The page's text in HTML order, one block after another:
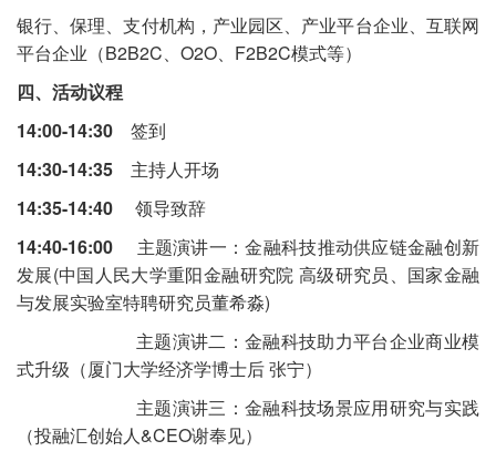
银行、保理、支付机构，产业园区、产业平台企业、互联网
平台企业（B2B2C、O2O、F2B2C模式等）
四、活动议程
14:00-14:30
签到
14:30-14:35 主持人开场
14:35-14:40 领导致辞
14:40-16:00 主题演讲一：金融科技推动供应链金融创新
发展(中国人民大学重阳金融研究院 高级研究员、国家金融
与发展实验室特聘研究员董希淼)
主题演讲二：金融科技助力平台企业商业模
式升级（厦门大学经济学博士后 张宁）
主题演讲三：金融科技场景应用研究与实践
（投融汇创始人&CEO谢奉见）